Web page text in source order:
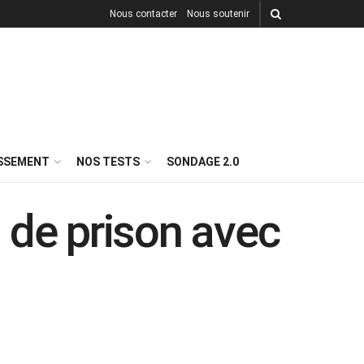
Nous contacter Nous soutenir
NOS TESTS SONDAGE 2.0
prison avec